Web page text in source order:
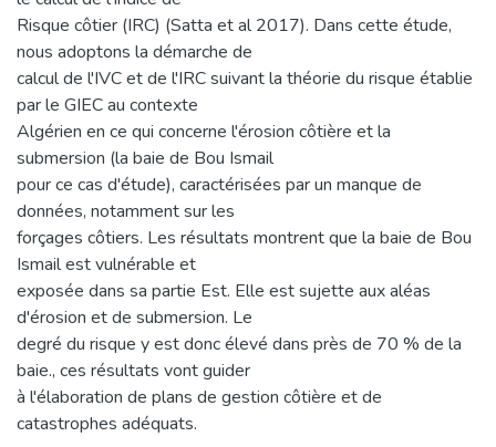
Risque côtier (IRC) (Satta et al 2017). Dans cette étude,
nous adoptons la démarche de
calcul de l'IVC et de l'IRC suivant la théorie du risque établie
par le GIEC au contexte
Algérien en ce qui concerne l'érosion côtière et la
submersion (la baie de Bou Ismail
pour ce cas d'étude), caractérisées par un manque de
données, notamment sur les
forçages côtiers. Les résultats montrent que la baie de Bou
Ismail est vulnérable et
exposée dans sa partie Est. Elle est sujette aux aléas
d'érosion et de submersion. Le
degré du risque y est donc élevé dans près de 70 % de la
baie., ces résultats vont guider
à l'élaboration de plans de gestion côtière et de
catastrophes adéquats.